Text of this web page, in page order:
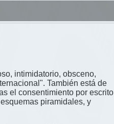
intimidatorio, obsceno,
También está de
el consentimiento por escrito
piramidales, y